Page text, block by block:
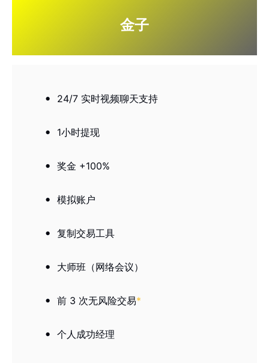
金子
24/7 实时视频聊天支持
1小时提现
奖金 +100%
模拟账户
复制交易工具
大师班（网络会议）
前 3 次无风险交易*
个人成功经理